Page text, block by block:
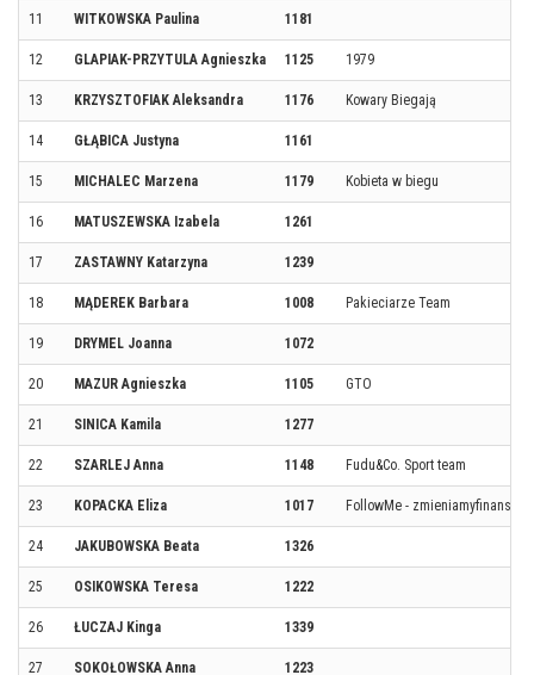
11 WITKOWSKA Paulina 1181
12 GLAPIAK-PRZYTULA Agnieszka 1125 1979
13 KRZYSZTOFIAK Aleksandra 1176 Kowary Biegają
14 GŁĄBICA Justyna 1161
15 MICHALEC Marzena 1179 Kobieta w biegu
16 MATUSZEWSKA Izabela 1261
17 ZASTAWNY Katarzyna 1239
18 MĄDEREK Barbara 1008 Pakieciarze Team
19 DRYMEL Joanna 1072
20 MAZUR Agnieszka 1105 GTO
21 SINICA Kamila 1277
22 SZARLEJ Anna 1148 Fudu&Co. Sport team
23 KOPACKA Eliza 1017 FollowMe - zmieniamyfinanse.pl
24 JAKUBOWSKA Beata 1326
25 OSIKOWSKA Teresa 1222
26 ŁUCZAJ Kinga 1339
27 SOKOŁOWSKA Anna 1223